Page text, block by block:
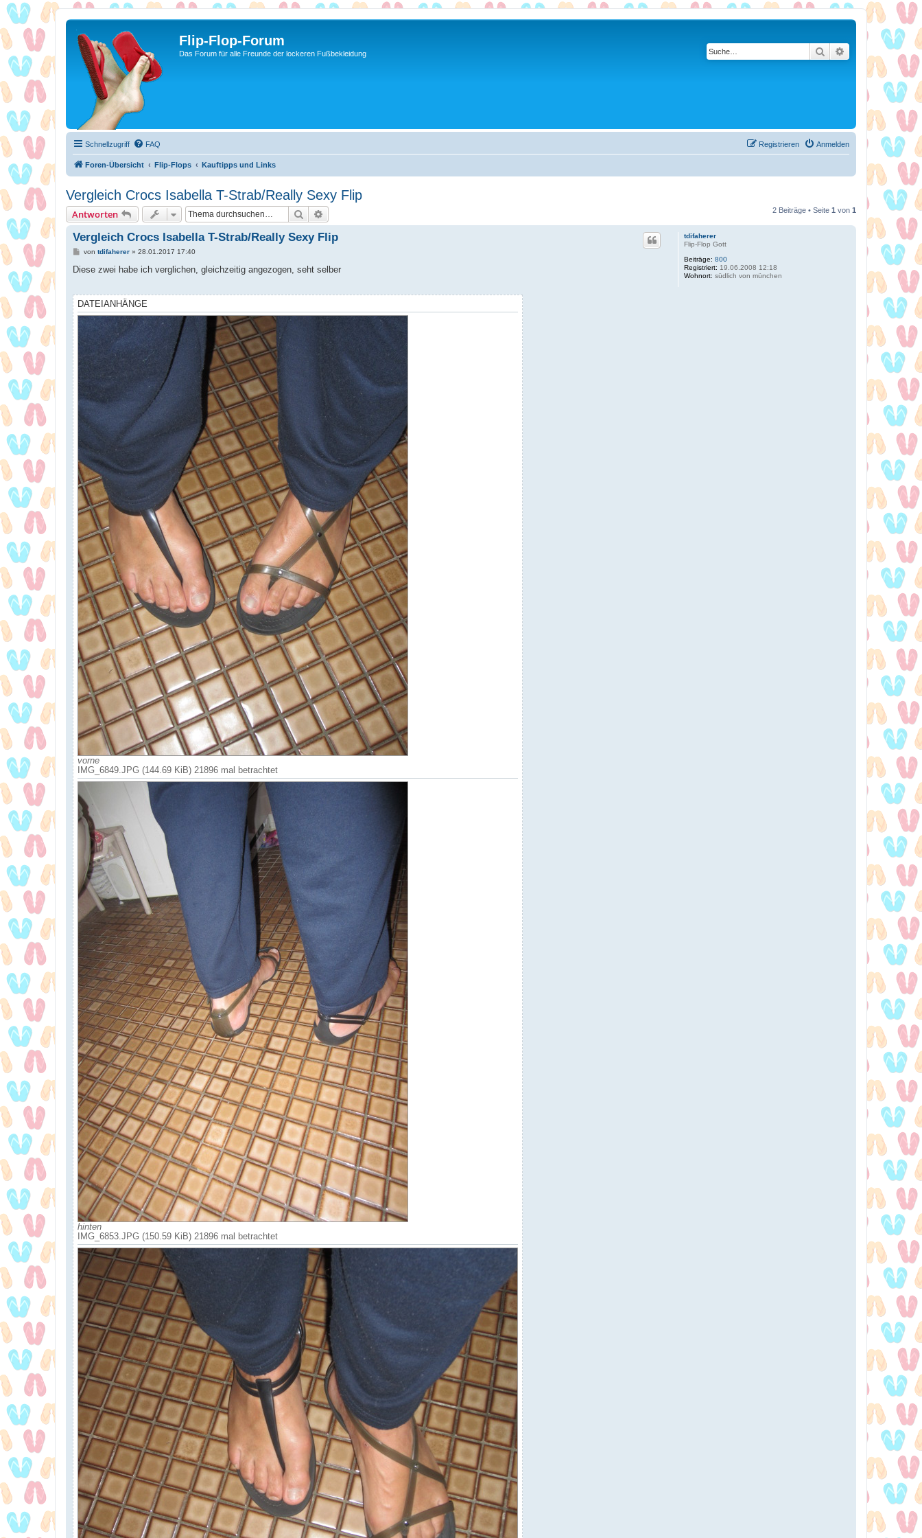
Flip-Flop-Forum
Das Forum für alle Freunde der lockeren Fußbekleidung Suche Erweiterte Suche
Schnellzugriff FAQ Anmelden
Registrieren
Foren-Übersicht Flip-Flops Kauftipps und Links
Vergleich Crocs Isabella T-Strab/Really Sexy Flip
Antworten Suche 2 Beiträge • Seite 1 von 1
tdifaherer
Flip-Flop Gott
Beiträge: 800
Registriert: 19.06.2008 12:18
Wohnort: südlich von münchen
Vergleich Crocs Isabella T-Strab/Really Sexy Flip
B
i
g
von tdifaherer» 28.01.2017 17:40
Diese zwei habe ich verglichen, gleichzeitig angezogen, seht selber
DATEIANHÄNGE
vorne
IMG_6849.JPG (144.69 KiB) 21896 mal betrachtet
hinten
IMG_6853.JPG (150.59 KiB) 21896 mal betrachtet